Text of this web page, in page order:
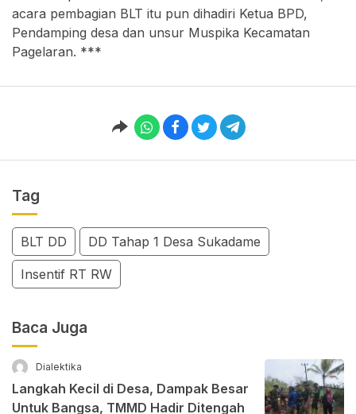
acara pembagian BLT itu pun dihadiri Ketua BPD,
Pendamping desa dan unsur Muspika Kecamatan
Pagelaran. ***
Tag
BLT DD DD Tahap 1 Desa Sukadame
Insentif RT RW
Baca Juga
Dialektika
Langkah Kecil di Desa, Dampak Besar
Untuk Bangsa, TMMD Hadir Ditengah